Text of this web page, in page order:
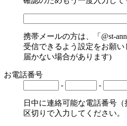
携帯メールの方は、「@st-
受信できるよう設定をお願
届かない場合があります)
お電話番号
-
-
日中に連絡可能な電話番号
区切りで入力してください。